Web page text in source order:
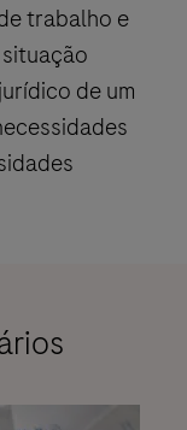
trabalho e
de um